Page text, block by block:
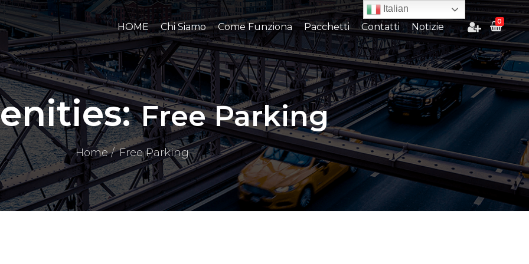
HOME Chi Siamo Come Funziona Pacchetti Contatti Notizie 0
Free Parking
Home Free Parking
Italian